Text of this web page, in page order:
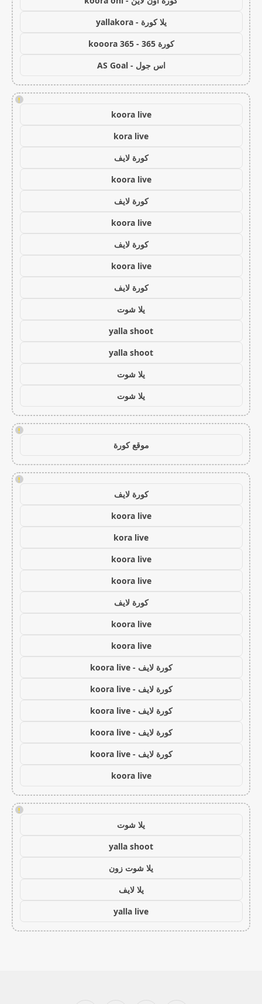
يلا كورة - yallakora
كورة 365 - kooora 365
اس جول - AS Goal
!
koora live
kora live
كورة لايف
koora live
كورة لايف
koora live
كورة لايف
koora live
كورة لايف
يلا شوت
yalla shoot
yalla shoot
يلا شوت
يلا شوت
!
موقع كورة
!
كورة لايف
koora live
kora live
koora live
koora live
كورة لايف
koora live
koora live
كورة لايف - koora live
كورة لايف - koora live
كورة لايف - koora live
كورة لايف - koora live
كورة لايف - koora live
koora live
!
يلا شوت
yalla shoot
يلا شوت زون
يلا لايف
yalla live